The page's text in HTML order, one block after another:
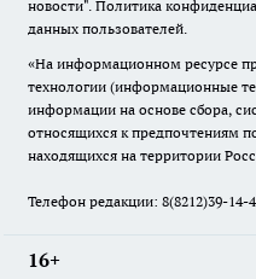
новости". Политика
данных пользователей.
«На информационном ресурсе
технологии (информационные
информации на основе сбора,
относящихся к предпочтениям
находящихся на территории
Телефон редакции: 8(8212)39-14-
16+